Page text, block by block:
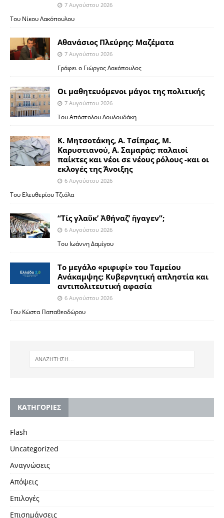
7 Αυγούστου 2026
Του Νίκου Λακόπουλου
Αθανάσιος Πλεύρης: Μαζέματα
7 Αυγούστου 2026
Γράφει ο Γιώργος Λακόπουλος
Οι μαθητευόμενοι μάγοι της πολιτικής
7 Αυγούστου 2026
Του Απόστολου Λουλουδάκη
Κ. Μητσοτάκης, Α. Τσίπρας, Μ.
Καρυστιανού, Α. Σαμαράς: παλαιοί
παίκτες και νέοι σε νέους ρόλους -και οι
εκλογές της Άνοιξης
6 Αυγούστου 2026
Του Ελευθερίου Τζιόλα
“Τίς γλαῦκ’ Ἀθήναζ’ ἤγαγεν”;
6 Αυγούστου 2026
Του Ιωάννη Δαμίγου
Το μεγάλο «ριφιφί» του Ταμείου
Ανάκαμψης: Κυβερνητική απληστία και
αντιπολιτευτική αφασία
6 Αυγούστου 2026
Του Κώστα Παπαθεοδώρου
KΑΤΗΓΟΡΙΕΣ
Flash
Uncategorized
Αναγνώσεις
Απόψεις
Επιλογές
Επισημάνσεις